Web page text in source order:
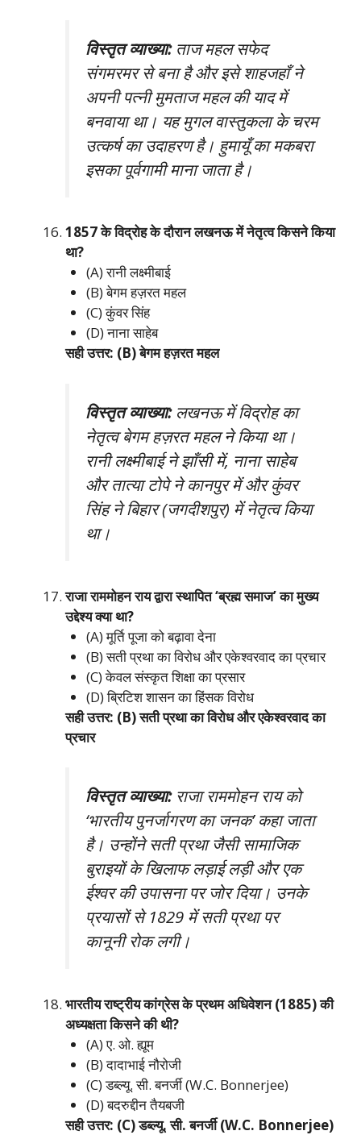
विस्तृत व्याख्या:ताज महल सफेद
संगमरमर से बना है और इसे शाहजहाँ ने
अपनी पत्नी मुमताज महल की याद में
बनवाया था। यह मुगल वास्तुकला के चरम
उत्कर्ष का उदाहरण है। हुमायूँ का मकबरा
इसका पूर्वगामी माना जाता है।
1857 के विद्रोह के दौरान लखनऊ में नेतृत्व किसने किया
था?
(A) रानी लक्ष्मीबाई
(B) बेगम हज़रत महल
(C) कुंवर सिंह
(D) नाना साहेब
सही उत्तर: (B) बेगम हज़रत महल
विस्तृत व्याख्या:लखनऊ में विद्रोह का
नेतृत्व बेगम हज़रत महल ने किया था।
रानी लक्ष्मीबाई ने झाँसी में, नाना साहेब
और तात्या टोपे ने कानपुर में और कुंवर
सिंह ने बिहार (जगदीशपुर) में नेतृत्व किया
था।
राजा राममोहन राय द्वारा स्थापित ‘ब्रह्म समाज’ का मुख्य
उद्देश्य क्या था?
(A) मूर्ति पूजा को बढ़ावा देना
(B) सती प्रथा का विरोध और एकेश्वरवाद का प्रचार
(C) केवल संस्कृत शिक्षा का प्रसार
(D) ब्रिटिश शासन का हिंसक विरोध
सही उत्तर: (B) सती प्रथा का विरोध और एकेश्वरवाद का
प्रचार
विस्तृत व्याख्या:राजा राममोहन राय को
‘भारतीय पुनर्जागरण का जनक’ कहा जाता
है। उन्होंने सती प्रथा जैसी सामाजिक
बुराइयों के खिलाफ लड़ाई लड़ी और एक
ईश्वर की उपासना पर जोर दिया। उनके
प्रयासों से 1829 में सती प्रथा पर
कानूनी रोक लगी।
भारतीय राष्ट्रीय कांग्रेस के प्रथम अधिवेशन (1885) की
अध्यक्षता किसने की थी?
(A) ए. ओ. ह्यूम
(B) दादाभाई नौरोजी
(C) डब्ल्यू. सी. बनर्जी (W.C. Bonnerjee)
(D) बदरुद्दीन तैयबजी
सही उत्तर: (C) डब्ल्यू. सी. बनर्जी (W.C. Bonnerjee)